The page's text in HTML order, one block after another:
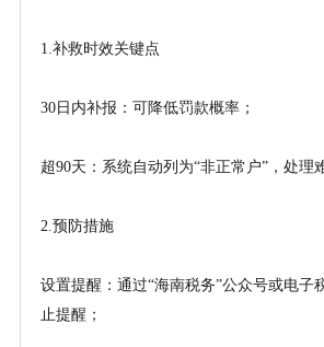
1.补救时效关键点
30日内补报：可降低罚款概率；
超90天：系统自动列为“非正常户”，处理
2.预防措施
设置提醒：通过“海南税务”公众号或电子
止提醒；